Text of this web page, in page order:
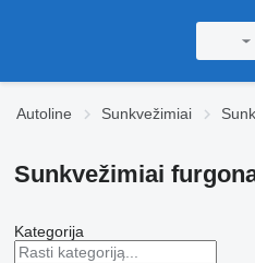
Autoline Sunkvežimiai
Sunkvežimiai
Kategorija